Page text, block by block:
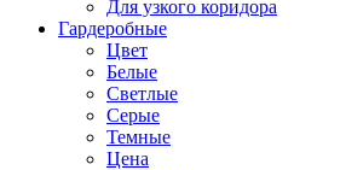
Для узкого коридора
Гардеробные
Цвет
Белые
Светлые
Серые
Темные
Цена